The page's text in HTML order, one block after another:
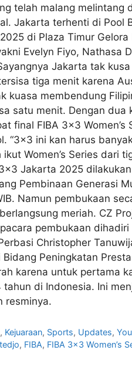
telah malang
Jakarta terhenti di Pool
di Plaza Timur
⁠Evelyn Fiyo, Nathasa
Jakarta tak
tiga menit karena
kuasa membendung
satu menit. Dengan
final FIBA 3×3
“3×3 ini kan harus
Women’s Series dari
Jakarta 2025
Pembinaan Generasi
Namun pembukaan
meriah. CZ
pembukaan
Christopher
Peningkatan
karena untuk pertama
tahun di Indonesia. Ini
resminya.
, Kejuaraan, Sports, Updates,
, FIBA, FIBA 3x3 Women’s